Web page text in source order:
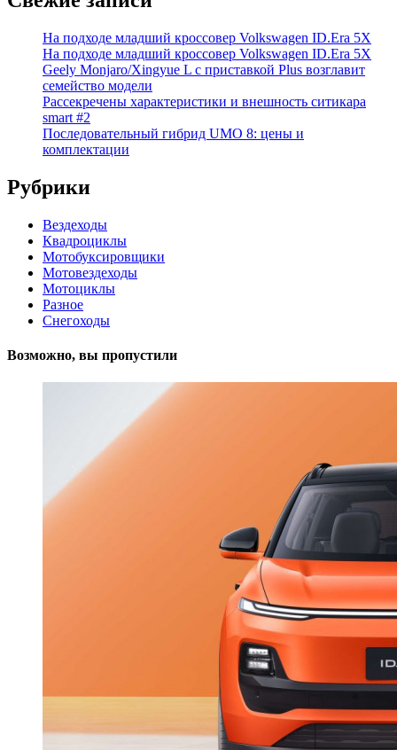
На подходе младший кроссовер Volkswagen ID.Era 5X
На подходе младший кроссовер Volkswagen ID.Era 5X
Geely Monjaro/Xingyue L с приставкой Plus возглавит
семейство модели
Рассекречены характеристики и внешность ситикара
smart #2
Последовательный гибрид UMO 8: цены и
комплектации
Рубрики
Вездеходы
Квадроциклы
Мотобуксировщики
Мотовездеходы
Мотоциклы
Разное
Снегоходы
Возможно, вы пропустили